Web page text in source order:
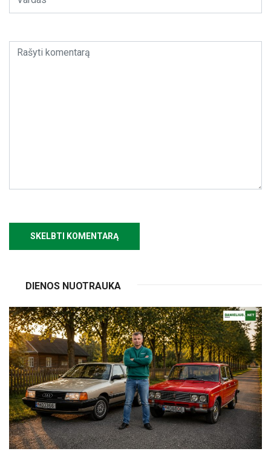
DIENOS NUOTRAUKA